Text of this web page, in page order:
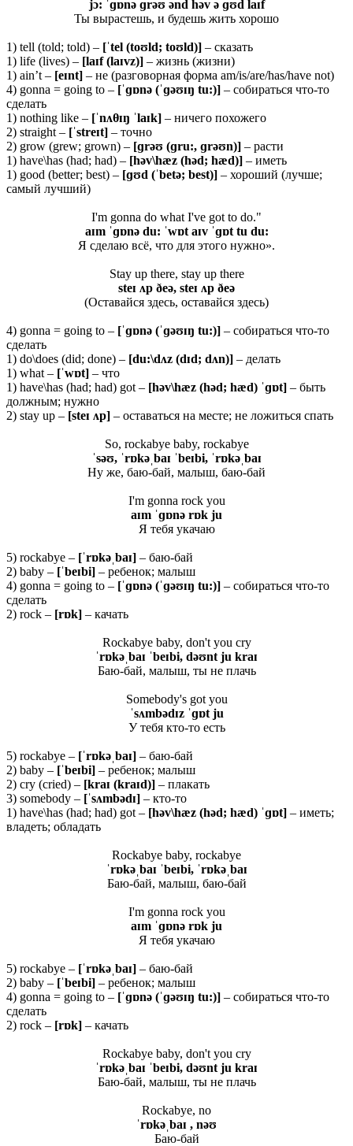
jɔ: ˈɡɒnə ɡrəʊ ənd həv ə ɡʊd laɪf
Ты вырастешь, и будешь жить хорошо
1) tell (told; told) – [ˈtel (toʊld; toʊld)] – сказать
1) life (lives) – [laɪf (laɪvz)] – жизнь (жизни)
1) ain’t – [eɪnt] – не (разговорная форма am/is/are/has/have not)
4) gonna = going to – [ˈɡɒnə (ˈɡəʊɪŋ tu:)] – собираться что-то
сделать
1) nothing like – [ˈnʌθɪŋ ˈlaɪk] – ничего похожего
2) straight – [ˈstreɪt] – точно
2) grow (grew; grown) – [ɡrəʊ (ɡru:, ɡrəʊn)] – расти
1) have\has (had; had) – [həv\hæz (həd; hæd)] – иметь
1) good (better; best) – [ɡʊd (ˈbetə; best)] – хороший (лучше;
самый лучший)
I'm gonna do what I've got to do."
aɪm ˈɡɒnə du: ˈwɒt aɪv ˈɡɒt tu du:
Я сделаю всё, что для этого нужно».
Stay up there, stay up there
steɪ ʌp ðeə, steɪ ʌp ðeə
(Оставайся здесь, оставайся здесь)
4) gonna = going to – [ˈɡɒnə (ˈɡəʊɪŋ tu:)] – собираться что-то
сделать
1) do\does (did; done) – [du:\dʌz (dɪd; dʌn)] – делать
1) what – [ˈwɒt] – что
1) have\has (had; had) got – [həv\hæz (həd; hæd) ˈɡɒt] – быть
должным; нужно
2) stay up – [steɪ ʌp] – оставаться на месте; не ложиться спать
So, rockabye baby, rockabye
ˈsəʊ, ˈrɒkəˌ baɪ ˈbeɪbi, ˈrɒkəˌ baɪ
Ну же, баю-бай, малыш, баю-бай
I'm gonna rock you
aɪm ˈɡɒnə rɒk ju
Я тебя укачаю
5) rockabye – [ˈrɒkəˌbaɪ] – баю-бай
2) baby – [ˈbeɪbi] – ребенок; малыш
4) gonna = going to – [ˈɡɒnə (ˈɡəʊɪŋ tu:)] – собираться что-то
сделать
2) rock – [rɒk] – качать
Rockabye baby, don't you cry
ˈrɒkəˌbaɪ ˈbeɪbi, dəʊnt ju kraɪ
Баю-бай, малыш, ты не плачь
Somebody's got you
ˈsʌmbədɪz ˈɡɒt ju
У тебя кто-то есть
5) rockabye – [ˈrɒkəˌ baɪ] – баю-бай
2) baby – [ˈbeɪbi] – ребенок; малыш
2) cry (cried) – [kraɪ (kraɪd)] – плакать
3) somebody – [ˈsʌmbədɪ] – кто-то
1) have\has (had; had) got – [həv\hæz (həd; hæd) ˈɡɒt] – иметь;
владеть; обладать
Rockabye baby, rockabye
ˈrɒkəˌ baɪ ˈbeɪbi, ˈrɒkəˌ baɪ
Баю-бай, малыш, баю-бай
I'm gonna rock you
aɪm ˈɡɒnə rɒk ju
Я тебя укачаю
5) rockabye – [ˈrɒkəˌbaɪ] – баю-бай
2) baby – [ˈbeɪbi] – ребенок; малыш
4) gonna = going to – [ˈɡɒnə (ˈɡəʊɪŋ tu:)] – собираться что-то
сделать
2) rock – [rɒk] – качать
Rockabye baby, don't you cry
ˈrɒkəˌbaɪ ˈbeɪbi, dəʊnt ju kraɪ
Баю-бай, малыш, ты не плачь
Rockabye, no
ˈrɒkəˌbaɪ , nəʊ
Баю-бай